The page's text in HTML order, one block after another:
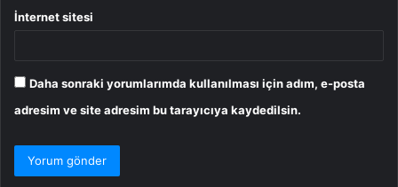
İnternet sitesi
Daha sonraki yorumlarımda kullanılması için adım, e-posta
adresim ve site adresim bu tarayıcıya kaydedilsin.